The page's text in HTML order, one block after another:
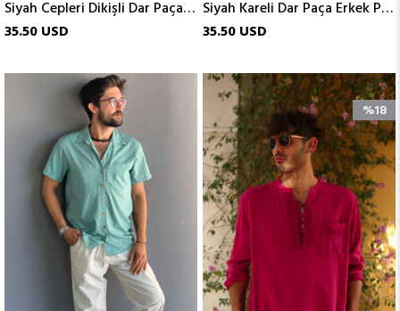
Siyah Cepleri Dikişli Dar Paça Erkek Pantolon
35.50 USD
Siyah Kareli Dar Paça Erkek Pantolon
35.50 USD
%18